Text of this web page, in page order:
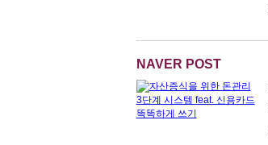
NAVER POST